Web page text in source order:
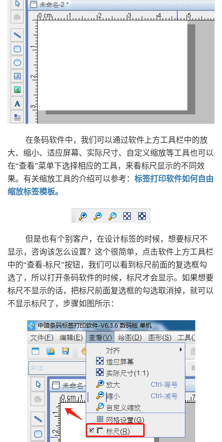
在条码软件中，我们可以通过软件上方工具栏中的放
大、缩小、适应屏幕、实际尺寸、自定义缩放等工具也可以
在“查看”菜单下选择相应的工具，来看标尺显示的不同效
果。有关缩放工具的介绍可以参考： 标签打印软件如何自由
缩放标签模板。
但是也有个别客户，在设计标签的时候，想要标尺不
显示，咨询该怎么设置？这个很简单，点击软件上方工具栏
中的“查看-标尺”按钮，我们可以看到标尺前面的复选框勾
选了，所以打开条码软件的时候，标尺才会显示。如果想要
标尺不显示的话，把标尺前面复选框的勾选取消掉，就可以
不显示标尺了，步骤如图所示：